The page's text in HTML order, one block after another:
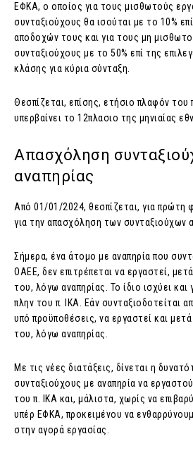
ΕΦΚΑ, ο οποίος για τους μισθωτούς
συνταξιούχους θα ισούται με το 10%
αποδοχών τους και για τους μη
συνταξιούχους με το 50% επί της
κλάσης για κύρια σύνταξη.
Θεσπίζεται, επίσης, ετήσιο πλαφόν του
υπερβαίνει το 12πλασιο της μηνιαίας
Απασχόληση
αναπηρίας
Από 01/01/2024, θεσπίζεται, για πρώτη
για την απασχόληση των συνταξιούχων
Σήμερα, ένα άτομο με αναπηρία που
ΟΑΕΕ, δεν επιτρέπεται να εργαστεί,
του, λόγω αναπηρίας. Το ίδιο ισχύει και
πλην του π. ΙΚΑ. Εάν συνταξιοδοτείται
υπό προϋποθέσεις, να εργαστεί και
του, λόγω αναπηρίας.
Με τις νέες διατάξεις, δίνεται η
συνταξιούχους με αναπηρία να
του π. ΙΚΑ και, μάλιστα, χωρίς να
υπέρ ΕΦΚΑ, προκειμένου να
στην αγορά εργασίας.